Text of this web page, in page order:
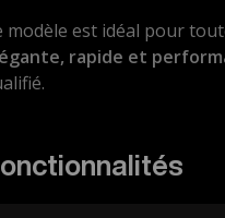
modèle est idéal pour
rapide et